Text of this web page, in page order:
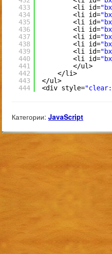
433
434
435
436
437
438
439
440
441
442
443
444
<li id=
<li id=
<li id=
<li id=
<li id=
<li id=
<li id=
<li id=
</ul>
</li>
</ul>
<div style=
Категории: JavaScript